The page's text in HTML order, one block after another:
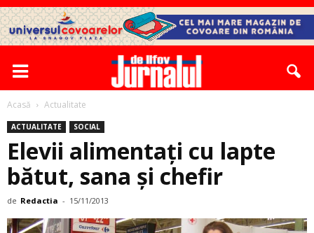
Acasă Actualitate
ACTUALITATE SOCIAL
Elevii alimentați cu lapte
bătut, sana și chefir
de Redactia - 15/11/2013